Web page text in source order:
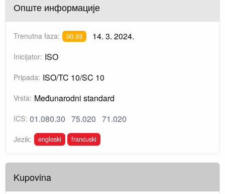
Опште информације
Trenutna faza: 90.93 14. 3. 2024.
Inicijator: ISO
Pripada: ISO/TC 10/SC 10
Vrsta: Međunarodni standard
ICS: 01.080.30 75.020 71.020
Jezik: engleski francuski
Kupovina